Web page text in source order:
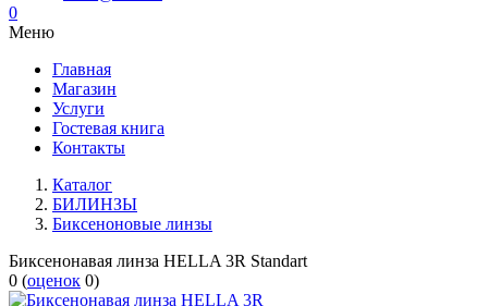
0
Меню
Главная
Магазин
Услуги
Гостевая книга
Контакты
Каталог
БИЛИНЗЫ
Биксеноновые линзы
Биксенонавая линза HELLA 3R Standart
0 (оценок 0)